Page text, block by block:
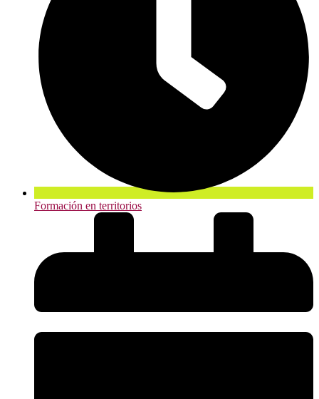
Formación en territorios